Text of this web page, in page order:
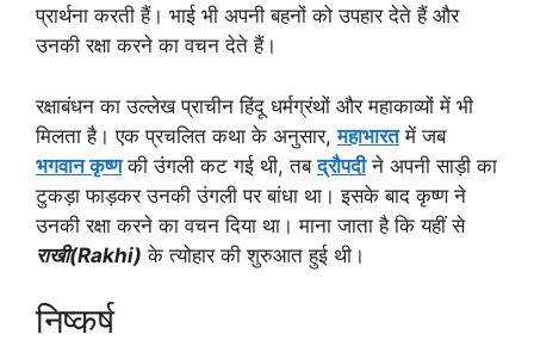
प्रार्थना करती हैं। भाई भी अपनी बहनों को उपहार देते हैं और
उनकी रक्षा करने का वचन देते हैं।
रक्षाबंधन का उल्लेख प्राचीन हिंदू धर्मग्रंथों और महाकाव्यों में भी
मिलता है। एक प्रचलित कथा के अनुसार,महाभारतमें जब
भगवान कृष्णकी उंगली कट गई थी, तबद्रौपदीने अपनी साड़ी का
टुकड़ा फाड़कर उनकी उंगली पर बांधा था। इसके बाद कृष्ण ने
उनकी रक्षा करने का वचन दिया था। माना जाता है कि यहीं से
राखी(Rakhi) के त्योहार की शुरुआत हुई थी।
निष्कर्ष